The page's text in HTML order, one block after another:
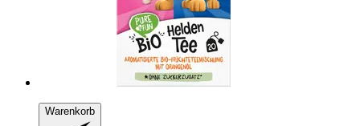
Warenkorb